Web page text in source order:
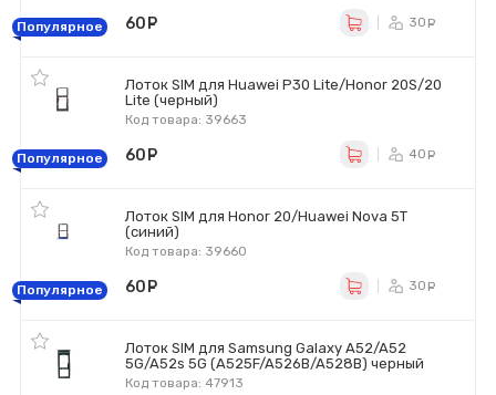
Популярное 60 30
Лоток SIM для Huawei P30 Lite/Honor 20S/20
Lite (черный)
Код товара: 39663
Популярное 60 40
Лоток SIM для Honor 20/Huawei Nova 5T
(синий)
Код товара: 39660
Популярное 60 30
Лоток SIM для Samsung Galaxy A52/A52
5G/A52s 5G (A525F/A526B/A528B) черный
Код товара: 47913